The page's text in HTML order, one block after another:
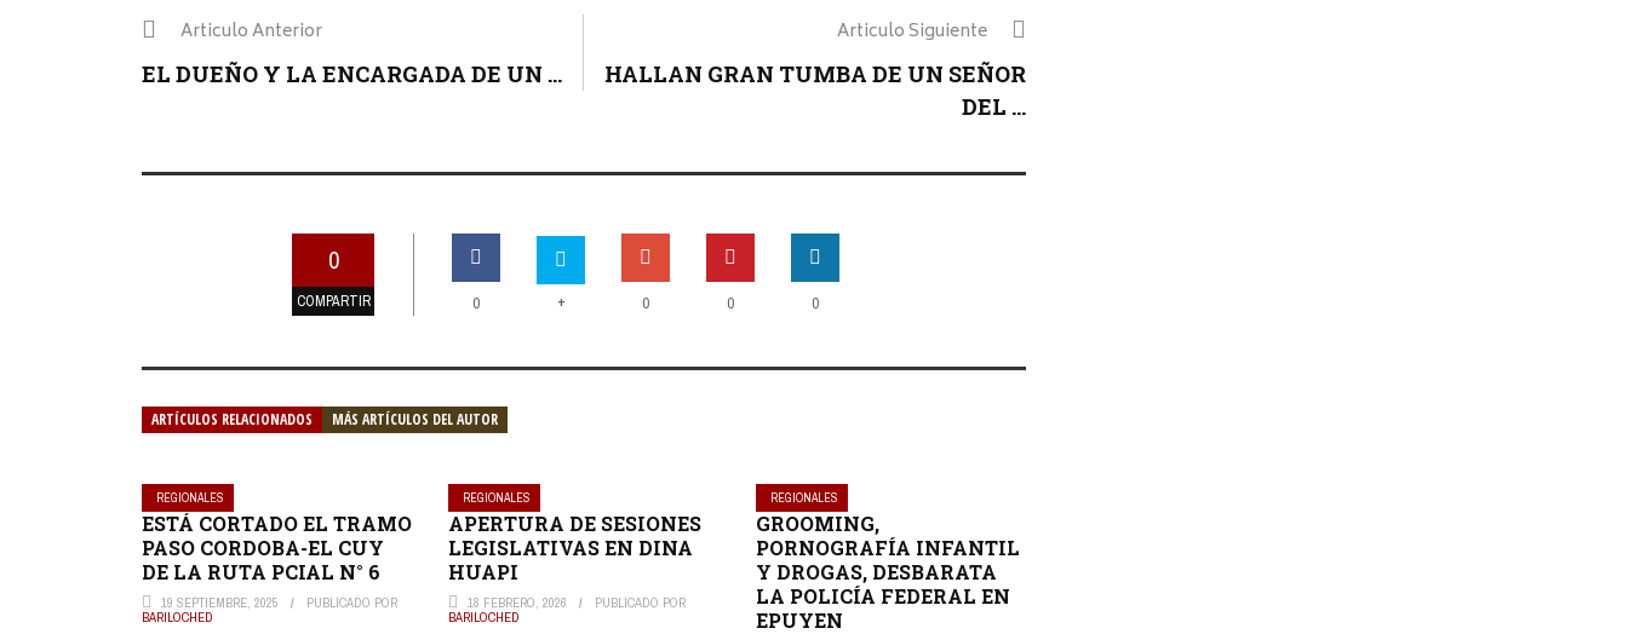
Articulo Anterior
EL DUEÑO Y LA ENCARGADA DE UN ...
Articulo Siguiente
HALLAN GRAN TUMBA DE UN SEÑOR
DEL ...
0
COMPARTIR 0 + 0 0 0
ARTÍCULOS RELACIONADOS MÁS ARTÍCULOS DEL AUTOR
REGIONALES
ESTÁ CORTADO EL TRAMO
PASO CORDOBA-EL CUY
DE LA RUTA PCIAL N° 6
19 SEPTIEMBRE, 2025
PUBLICADO POR
BARILOCHED
REGIONALES
APERTURA DE SESIONES
LEGISLATIVAS EN DINA
HUAPI
18 FEBRERO, 2026
PUBLICADO POR
BARILOCHED
REGIONALES
GROOMING,
PORNOGRAFÍA INFANTIL
Y DROGAS, DESBARATA
LA POLICÍA FEDERAL EN
EPUYEN